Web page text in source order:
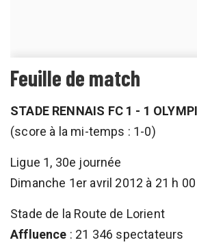
Feuille de match
STADE RENNAIS FC 1 - 1
(score à la mi-temps : 1-0)
Ligue 1, 30e journée
Dimanche 1er avril 2012 à 21 h 00
Stade de la Route de Lorient
Affluence : 21 346 spectateurs